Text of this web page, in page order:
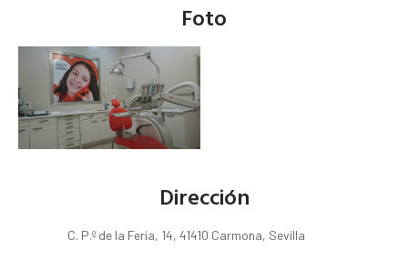
Foto
Dirección
C. P.º de la Feria, 14, 41410 Carmona, Sevilla